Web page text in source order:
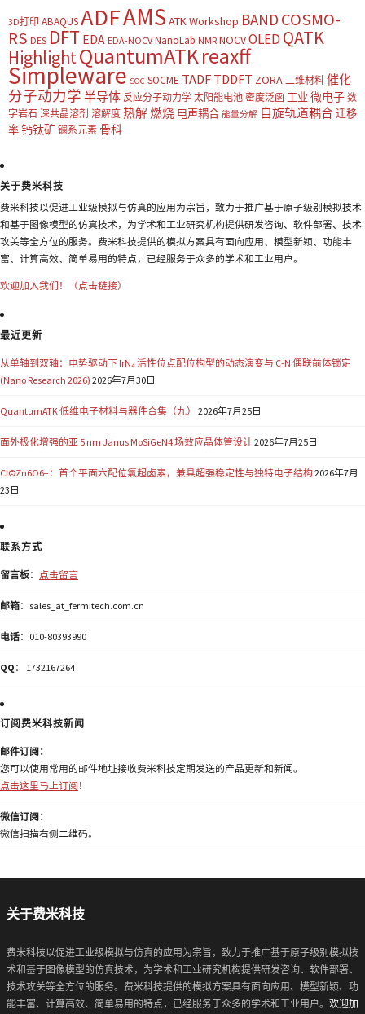
3D打印 ABAQUSADFAMS ATK Workshop BAND COSMO-
RS DES DFT EDA EDA-NOCV NanoLab NMR NOCVOLED QATK
HighlightQuantumATKreaxff
Simpleware SOC SOCME TADF TDDFT ZORA 二维材料 催化
分子动力学 半导体 反应分子动力学 太阳能电池 密度泛函 工业 微电子 数
字岩石 深共晶溶剂 溶解度 热解燃烧 电声耦合 能量分解 自旋轨道耦合迁移
率钙钛矿 镧系元素 骨科
关于费米科技
费米科技以促进工业级模拟与仿真的应用为宗旨，致力于推广基于原子级别模拟技术
和基于图像模型的仿真技术，为学术和工业研究机构提供研发咨询、软件部署、技术
攻关等全方位的服务。费米科技提供的模拟方案具有面向应用、模型新颖、功能丰
富、计算高效、简单易用的特点，已经服务于众多的学术和工业用户。
欢迎加入我们！（点击链接）
最近更新
从单轴到双轴：电势驱动下 IrN₄ 活性位点配位构型的动态演变与 C-N 偶联前体锁定
(Nano Research 2026) 2026年7月30日
QuantumATK 低维电子材料与器件合集（九） 2026年7月25日
面外极化增强的亚 5 nm Janus MoSiGeN4 场效应晶体管设计2026年7月25日
Cl©Zn6O6−：首个平面六配位氯超卤素，兼具超强稳定性与独特电子结构2026年7月
23日
联系方式
留言板： 点击留言
邮箱：sales_at_fermitech.com.cn
电话：010-80393990
QQ ： 1732167264
订阅费米科技新闻
邮件订阅：
您可以使用常用的邮件地址接收费米科技定期发送的产品更新和新闻。
点击这里马上订阅 ！
微信订阅：
微信扫描右侧二维码。
关于费米科技
费米科技以促进工业级模拟与仿真的应用为宗旨，致力于推广基于原子级别模拟技
术和基于图像模型的仿真技术，为学术和工业研究机构提供研发咨询、软件部署、
技术攻关等全方位的服务。费米科技提供的模拟方案具有面向应用、模型新颖、功
能丰富、计算高效、简单易用的特点，已经服务于众多的学术和工业用户。 欢迎加